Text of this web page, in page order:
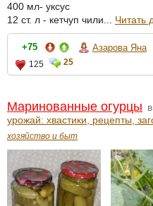
400 мл- уксус
12 ст. л - кетчуп чили... Читать
+75 Азарова Яна
125
25
Маринованные огурцы
урожай: хвастики, рецепты,
хозяйство и быт